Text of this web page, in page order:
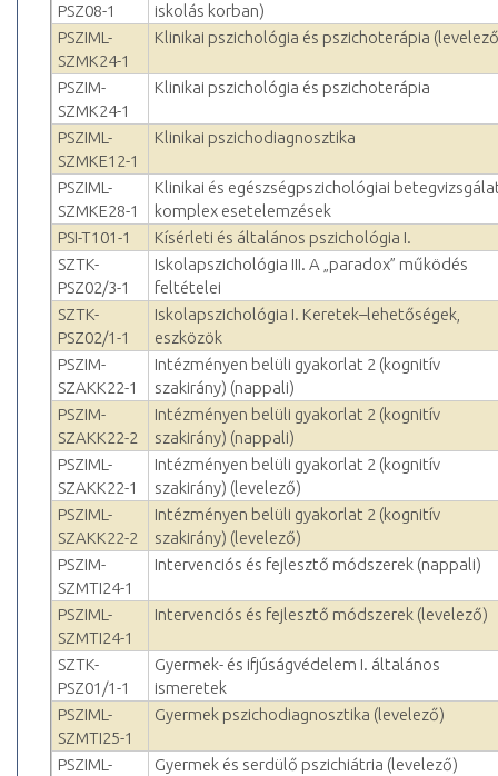
PSZ08-1
iskolás korban)
PSZIML-
SZMK24-1
Klinikai pszichológia és pszichoterápia
PSZIM-
SZMK24-1
Klinikai pszichológia és pszichoterápia
PSZIML-
SZMKE12-1
Klinikai pszichodiagnosztika
PSZIML-
SZMKE28-1
Klinikai és egészségpszichológiai
komplex esetelemzések
PSI-T101-1
Kísérleti és általános pszichológia I.
SZTK-
PSZ02/3-1
Iskolapszichológia III. A „paradox” működés
feltételei
SZTK-
PSZ02/1-1
Iskolapszichológia I. Keretek–lehetőségek,
eszközök
PSZIM-
SZAKK22-1
Intézményen belüli gyakorlat 2 (kognitív
szakirány) (nappali)
PSZIM-
SZAKK22-2
Intézményen belüli gyakorlat 2 (kognitív
szakirány) (nappali)
PSZIML-
SZAKK22-1
Intézményen belüli gyakorlat 2 (kognitív
szakirány) (levelező)
PSZIML-
SZAKK22-2
Intézményen belüli gyakorlat 2 (kognitív
szakirány) (levelező)
PSZIM-
SZMTI24-1
Intervenciós és fejlesztő módszerek (nappali)
PSZIML-
SZMTI24-1
Intervenciós és fejlesztő módszerek (levelező)
SZTK-
PSZ01/1-1
Gyermek- és ifjúságvédelem I. általános
ismeretek
PSZIML-
SZMTI25-1
Gyermek pszichodiagnosztika (levelező)
PSZIML- Gyermek és serdülő pszichiátria (levelező)